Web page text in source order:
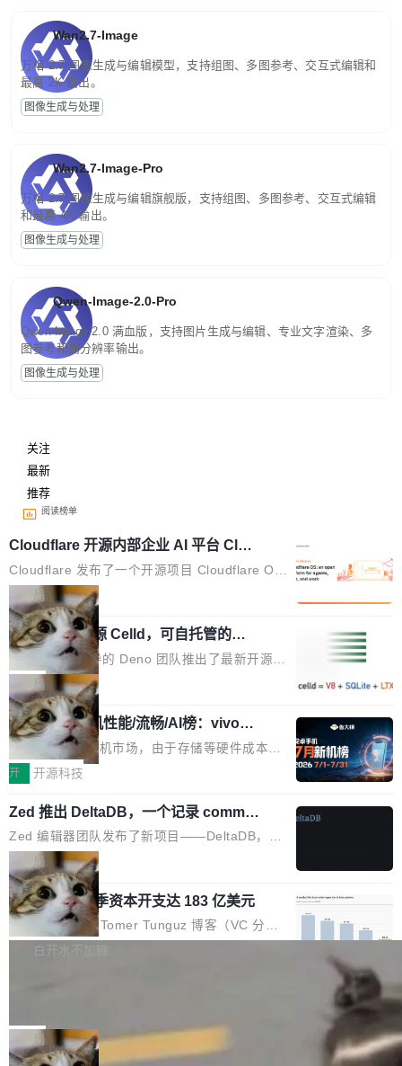
Wan2.7-Image
万相 2.7 图像生成与编辑模型，支持组图、多图参考、交互式编辑和
最高 2K 输出。
图像生成与处理
Wan2.7-Image-Pro
万相 2.7 图像生成与编辑旗舰版，支持组图、多图参考、交互式编辑
和最高 4K 输出。
图像生成与处理
Qwen-Image-2.0-Pro
Qwen-Image-2.0 满血版，支持图片生成与编辑、专业文字渲染、多
图参考和高分辨率输出。
图像生成与处理
关注
最新
推荐
阅读榜单
Cloudflare 开源内部企业 AI 平台 Clou
dflare OS
Cloudflare 发布了一个开源项目 Cloudflare O
S。如果你只看官方博客，你会觉得这是又一
个"AI 知识库 + 聊天机器人"——每个大厂都在
做，没什么新鲜的。 但 Kenton Varda 在 Twitte
r 上把事情说清楚了： 今天我们发布了 Cloudfla
re OS，一个带连接器的聊天机器人，跟其他所
有科技公司做的一样。只不过，实际上它不一
样。这是 Sandstorm.io 的重制版，我十年前的
那个创业公司。不同的是，这次它构建在 Cloudf
lare Workers 上——我花了九年时间搭建的平台
——并且深度集成了 AI。这基本上是我十年秘密
计划的顶峰。 十年前，Ken...
局
Deno 团队开源 Celld，可自托管的分
布式 Durable Objects
Ryan Dahl 领导的 Deno 团队推出了最新开源项
目 Celld，一个能在自己机器上运行 Cloudflare
Workers 和 Durable Objects 的守护进程。 设
计思路很直接：每个对象是一个独立的 SQLite
数据库，按名称寻址，复制到你自己的 S3 兼容
存储库里。节点之间只通过这个存储库协调——
没有控制平面，没有共识协议。每个对象自带一
个小型数据库，应用天然按分片构建，单个数据
库的竞争和爆炸半径问题在设计层面就被消除
了。 闲置的 cell 会休眠到几乎不占资源。当 cel
l 迁移或唤醒时，新宿主从 S3 恢复 SQLite 数据
库继续执行。存储库是持久化的唯一真相...
局
鲁大师7月新机性能/流畅/AI榜：vivo夺
性能、流畅双第一，三星Galaxy Z系列
新折叠缺席
2026年7月的手机市场，由于存储等硬件成本暴
增，手机厂商的日子也不好过啊，新机速度明显
高价的三星折叠（三星Galaxy Z Fold8 Ultra / Z
Fold8 / Z Flip8）外，其余要么是中低端机器，
例如iQOO Z11i、REDMI Note 17、REDMI No
te 17 Pro、OPPO K15，要么是vivo X300 E这
样的次旗舰。 Galaxy Z Fold8 Ultra / Z Fold8 /
Z Flip8三款折叠屏新机均在7月22日发布，且全
部搭载骁龙8 Elite Gen5 for Galaxy，它们本该
开 开源科技
Zed 推出 DeltaDB，一个记录 commit
之间所有操作的版本控制系统
Zed 编辑器团队发布了新项目——DeltaDB，一
个在 git commit 之间记录每一次编辑操作的版
本控制系统。目前处于 Early Access 阶段。 De
ltaDB 的核心思路直接写在 landing page 最显
眼的位置：「Software is made between com
mits」——软件是在 commit 之间写出来的。git
是把这段空隙补上。 回退到任何一次编辑：Delt
aDB 捕获 commit 之间的每一次操作，...
局
SpaceXAI 单季资本开支达 183 亿美元
根据风险投资人Tomer Tunguz 博客（VC 分
析）披露的最新分析与第二季度业绩报告，Spac
微软同期总资本开支的四成。 与亚马逊、Alpha
bet、微软以及 Meta 等传统科技巨头相比，Spa
白开水不加糖
一个在终端里运行的编程 agent；Muse Spark
1.2，驱动这个 agent 的新模型。一句话概括：
局